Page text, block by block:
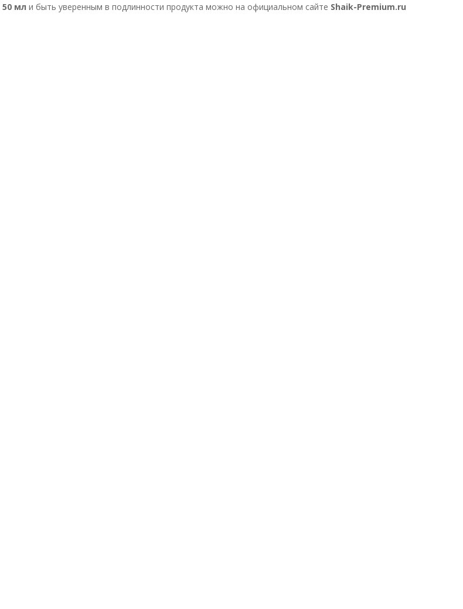
50 мл и быть уверенным в подлинности продукта можно на официальном сайте Shaik-Premium.ru